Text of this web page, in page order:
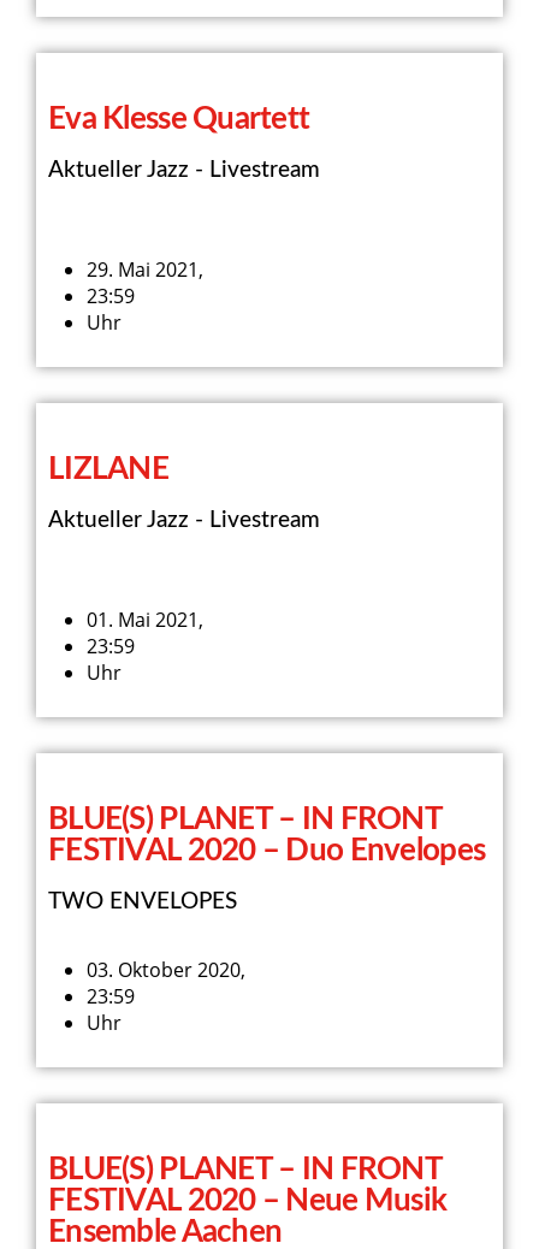
Eva Klesse Quartett
Aktueller Jazz - Livestream
29. Mai 2021,
23:59
Uhr
LIZLANE
Aktueller Jazz - Livestream
01. Mai 2021,
23:59
Uhr
BLUE(S) PLANET – IN FRONT
FESTIVAL 2020 – Duo Envelopes
TWO ENVELOPES
03. Oktober 2020,
23:59
Uhr
BLUE(S) PLANET – IN FRONT
FESTIVAL 2020 – Neue Musik
Ensemble Aachen